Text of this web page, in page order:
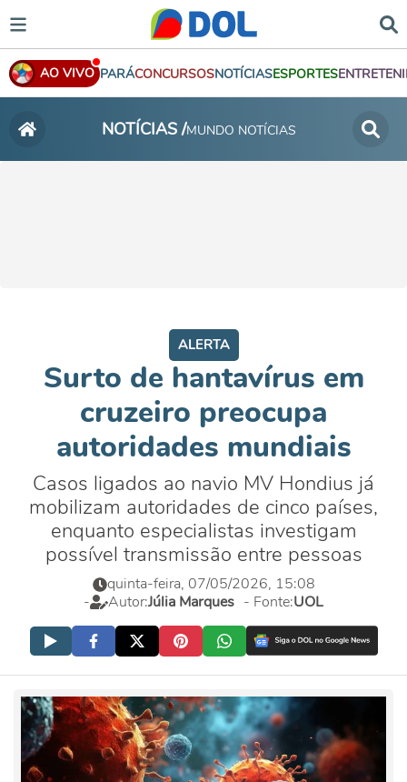
AO VIVO PARÁCONCURSOSNOTÍCIASESPORTES
NOTÍCIAS /MUNDO NOTÍCIAS
ALERTA
Surto de hantavírus em
cruzeiro preocupa
autoridades mundiais
Casos ligados ao navio MV Hondius já
mobilizam autoridades de cinco países,
enquanto especialistas investigam
possível transmissão entre pessoas
quinta-feira, 07/05/2026, 15:08
-
Autor:Júlia Marques - Fonte:UOL